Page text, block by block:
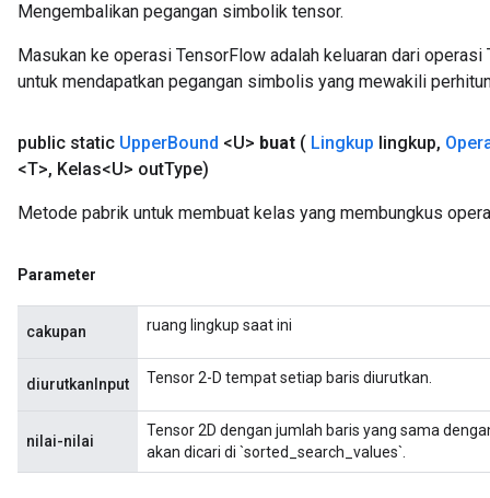
Mengembalikan pegangan simbolik tensor.
Masukan ke operasi TensorFlow adalah keluaran dari
untuk mendapatkan pegangan simbolis yang mewakili
public static UpperBound <U> buat ( Lingkup lingkup,
<T>, Kelas<U> outType)
Metode pabrik untuk membuat kelas yang membungkus
Parameter
cakupan ruang lingkup saat ini
diurutkanInput Tensor 2-D tempat setiap baris diurutkan.
nilai-nilai
Tensor 2D dengan jumlah baris yang sama
akan dicari di `sorted_search_values`.